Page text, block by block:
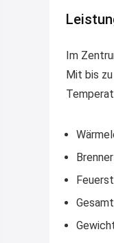
Im
Mit bis zu